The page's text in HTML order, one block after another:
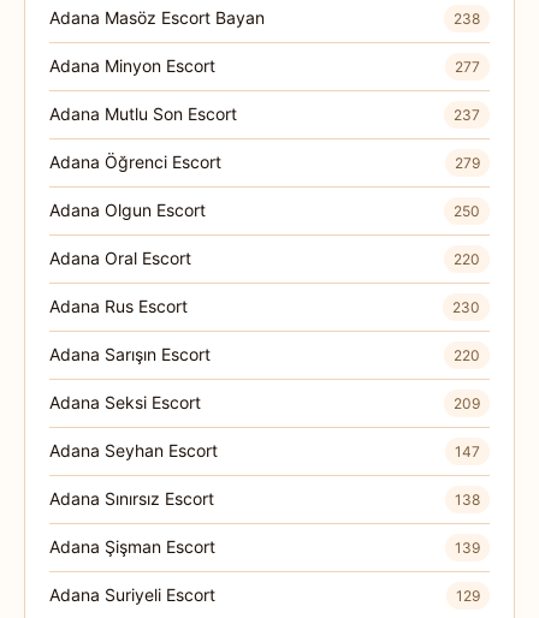
Adana Masöz Escort Bayan 238
Adana Minyon Escort 277
Adana Mutlu Son Escort 237
Adana Öğrenci Escort 279
Adana Olgun Escort 250
Adana Oral Escort 220
Adana Rus Escort 230
Adana Sarışın Escort 220
Adana Seksi Escort 209
Adana Seyhan Escort 147
Adana Sınırsız Escort 138
Adana Şişman Escort 139
Adana Suriyeli Escort 129